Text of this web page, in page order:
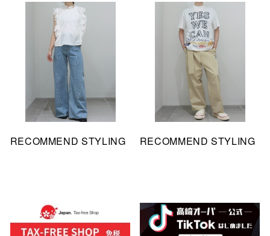
RECOMMEND STYLING RECOMMEND STYLING